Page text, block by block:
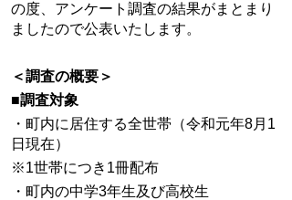
の度、アンケート調査の結果がまとまり
ましたので公表いたします。
＜調査の概要＞
■調査対象
・町内に居住する全世帯（令和元年8月1
日現在）
※1世帯につき1冊配布
・町内の中学3年生及び高校生